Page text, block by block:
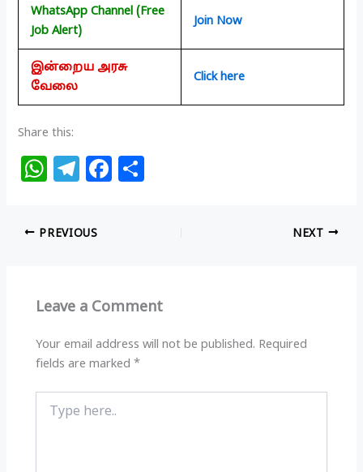
WhatsApp Channel (Free
Job Alert)
Join Now
இன்றைய அரசு
வேலை
Click here
Share this:
W
at
s
p
T
e
g
m
F
o
k
PREVIOUS NEXT
Leave a Comment
Your email address will not be published. Required
fields are marked*
here..